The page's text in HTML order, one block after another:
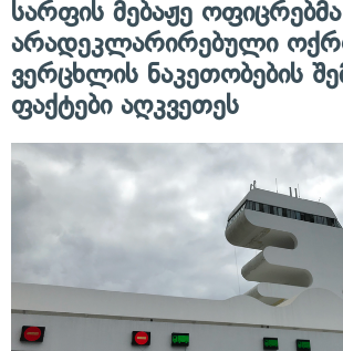
სარფის მებაჟე ოფიცრებმა
არადეკლარირებული
ვერცხლის ნაკეთობების
ფაქტები აღკვეთეს